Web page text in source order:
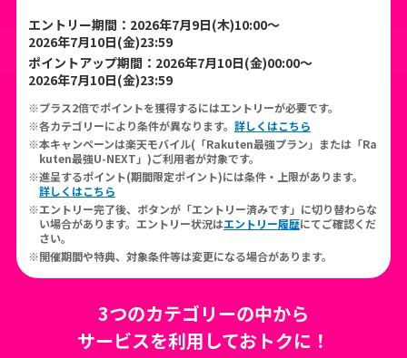
エントリー期間：2026年7月9日(木)10:00～
2026年7月10日(金)23:59
ポイントアップ期間：2026年7月10日(金)00:00～
2026年7月10日(金)23:59
プラス2倍でポイントを獲得するにはエントリーが必要です。
各カテゴリーにより条件が異なります。 詳しくはこちら
本キャンペーンは楽天モバイル(「Rakuten最強プラン」または「Ra
kuten最強U-NEXT」)ご利用者が対象です。
進呈するポイント(期間限定ポイント)には条件・上限があります。
詳しくはこちら
エントリー完了後、ボタンが「エントリー済みです」に切り替わらな
い場合があります。エントリー状況はエントリー履歴にてご確認くだ
さい。
開催期間や特典、対象条件等は変更になる場合があります。
3つのカテゴリーの中から
サービスを利用しておトクに！